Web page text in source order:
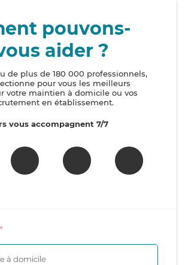
pouvons-
aider ?
de plus de 180 000 professionnels,
pour vous les meilleurs
votre maintien à domicile ou vos
en établissement.
vous accompagnent 7/7
à domicile